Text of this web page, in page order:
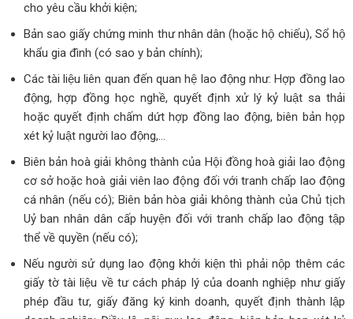
cho yêu cầu khởi kiện;
Bản sao giấy chứng minh thư nhân dân (hoặc hộ chiếu), Sổ hộ
khẩu gia đình (có sao y bản chính);
Các tài liệu liên quan đến quan hệ lao động như: Hợp đồng lao
động, hợp đồng học nghề, quyết định xử lý kỷ luật sa thải
hoặc quyết định chấm dứt hợp đồng lao động, biên bản họp
xét kỷ luật người lao động,…
Biên bản hoà giải không thành của Hội đồng hoà giải lao động
cơ sở hoặc hoà giải viên lao động đối với tranh chấp lao động
cá nhân (nếu có); Biên bản hòa giải không thành của Chủ tịch
Uỷ ban nhân dân cấp huyện đối với tranh chấp lao động tập
thể về quyền (nếu có);
Nếu người sử dụng lao động khởi kiện thì phải nộp thêm các
giấy tờ tài liệu về tư cách pháp lý của doanh nghiệp như giấy
phép đầu tư, giấy đăng ký kinh doanh, quyết định thành lập